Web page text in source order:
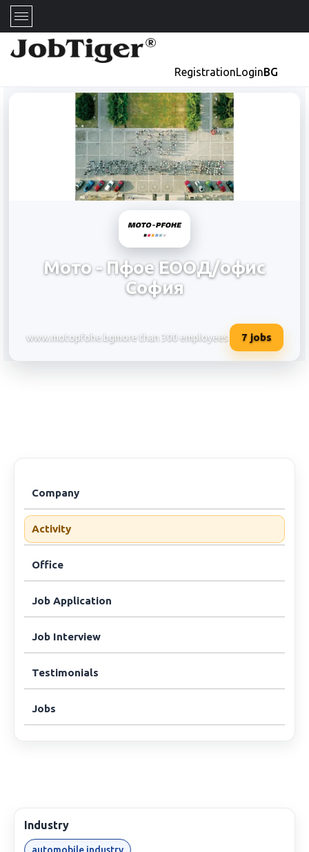
RegistrationLoginBG
Мото - Пфое ЕООД/офис
София
www.motopfohe.bgmore than 300 employees 7jobs
Company
Activity
Office
Job Application
Job Interview
Testimonials
Jobs
Industry